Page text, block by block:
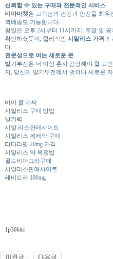
신뢰할 수 있는 구매와 전문적인 서비스
비아마켓은 고객님의 건강과 안전을 최
퀵배송도 가능합니다.
평일은 오후 2시부터 11시까지, 주말 및
확인하셨듯이, 합리적인 시알리스 가격과
다.
전문성으로 여는 새로운 문
발기부전은 더 이상 혼자 감당해야 할 고
지, 당신이 발기부전에서 벗어나 새로운
비아 몰 가짜
시알리스 구매 방법
발기력
시알.리스판매사이트
시알리스 복제약 구매
타다라필 20mg 가격
시알리스 약 복용법
골드비아그라구매
시알리스판매사이트
레비트라 100mg
1p36bhc